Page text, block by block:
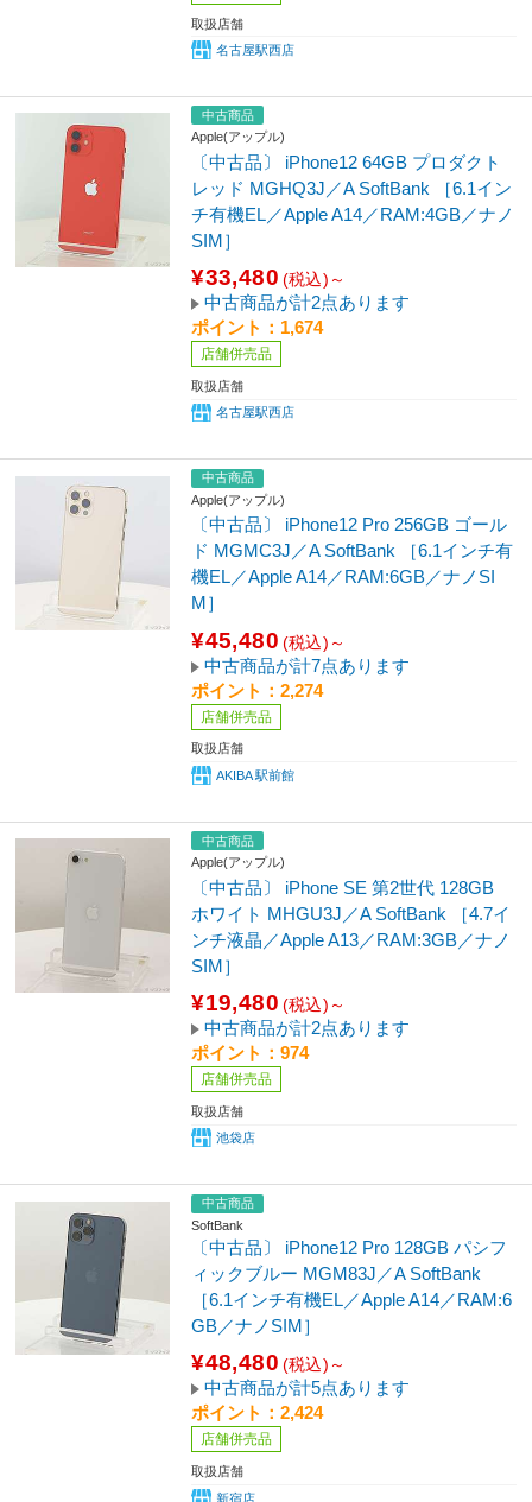
取扱店舗
名古屋駅西店
中古商品
Apple(アップル)
〔中古品〕 iPhone12 64GB プロダクト
レッド MGHQ3J／A SoftBank ［6.1イン
チ有機EL／Apple A14／RAM:4GB／ナノ
SIM］
¥33,480 (税込)～
中古商品が計2点あります
ポイント：1,674
店舗併売品
取扱店舗
名古屋駅西店
中古商品
Apple(アップル)
〔中古品〕 iPhone12 Pro 256GB ゴール
ド MGMC3J／A SoftBank ［6.1インチ有
機EL／Apple A14／RAM:6GB／ナノSI
M］
¥45,480 (税込)～
中古商品が計7点あります
ポイント：2,274
店舗併売品
取扱店舗
AKIBA 駅前館
中古商品
Apple(アップル)
〔中古品〕 iPhone SE 第2世代 128GB
ホワイト MHGU3J／A SoftBank ［4.7イ
ンチ液晶／Apple A13／RAM:3GB／ナノ
SIM］
¥19,480 (税込)～
中古商品が計2点あります
ポイント：974
店舗併売品
取扱店舗
池袋店
中古商品
SoftBank
〔中古品〕 iPhone12 Pro 128GB パシフ
ィックブルー MGM83J／A SoftBank
［6.1インチ有機EL／Apple A14／RAM:6
GB／ナノSIM］
¥48,480 (税込)～
中古商品が計5点あります
ポイント：2,424
店舗併売品
取扱店舗
新宿店